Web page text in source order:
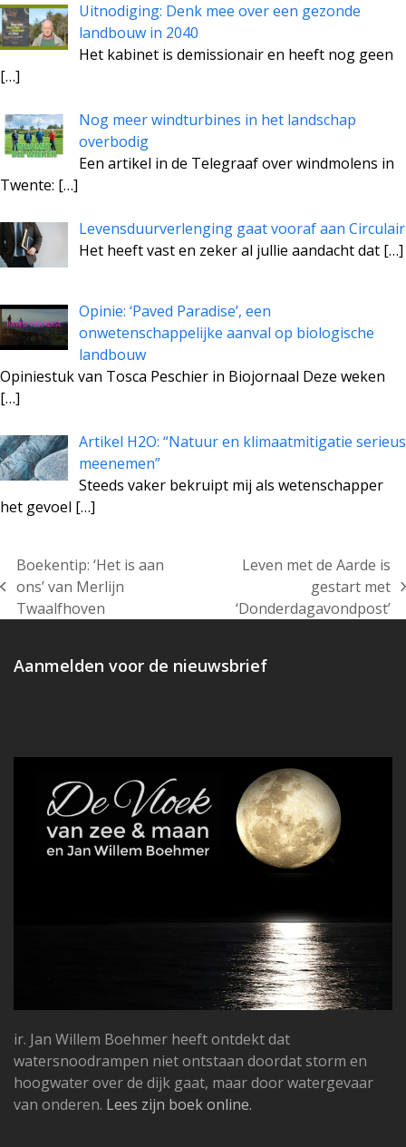
Uitnodiging: Denk mee over een gezonde
landbouw in 2040
Het kabinet is demissionair en heeft nog geen
[…]
Nog meer windturbines in het landschap
overbodig
Een artikel in de Telegraaf over windmolens in
Twente: […]
Levensduurverlenging gaat vooraf aan Circulair
Het heeft vast en zeker al jullie aandacht dat […]
Opinie: ‘Paved Paradise’, een
onwetenschappelijke aanval op biologische
landbouw
Opiniestuk van Tosca Peschier in Biojornaal Deze weken
[…]
Artikel H2O: “Natuur en klimaatmitigatie serieus
meenemen”
Steeds vaker bekruipt mij als wetenschapper
het gevoel […]
previous
post:
Boekentip: ‘Het is aan
ons’ van Merlijn
Twaalfhoven
post:
Leven met de Aarde is
gestart met
‘Donderdagavondpost’
Aanmelden voor de nieuwsbrief
ir. Jan Willem Boehmer heeft ontdekt dat
watersnoodrampen niet ontstaan doordat storm en
hoogwater over de dijk gaat, maar door watergevaar
van onderen. Lees zijn boek online.